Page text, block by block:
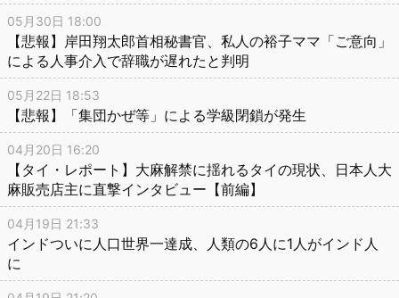
05月30日 18:00
【悲報】岸田翔太郎首相秘書官、私人の裕子ママ「ご意向」
による人事介入で辞職が遅れたと判明
05月22日 18:53
【悲報】「集団かぜ等」による学級閉鎖が発生
04月20日 16:20
【タイ・レポート】大麻解禁に揺れるタイの現状、日本人大
麻販売店主に直撃インタビュー【前編】
04月19日 21:33
インドついに人口世界一達成、人類の6人に1人がインド人
に